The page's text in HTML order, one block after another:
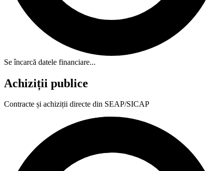
Se încarcă datele financiare...
Achiziții publice
Contracte și achiziții directe din SEAP/SICAP